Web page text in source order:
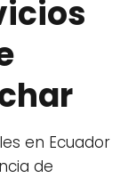
en Ecuador
de